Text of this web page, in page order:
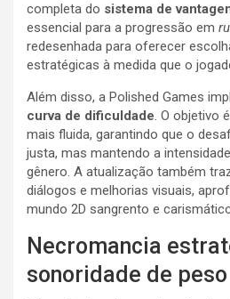
completa do sistema de
essencial para a progressão em
redesenhada para oferecer
estratégicas à medida que o
Além disso, a Polished Games
curva de dificuldade. O objetivo
mais fluida, garantindo que o
justa, mas mantendo a
gênero. A atualização também
diálogos e melhorias visuais,
mundo 2D sangrento e
Necromancia
sonoridade de peso